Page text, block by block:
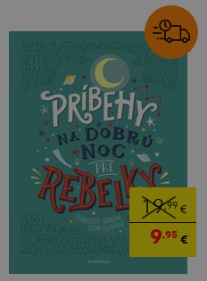
19,99 €
9,95€